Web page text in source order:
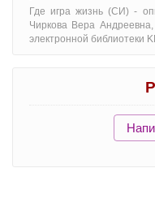
Где игра жизнь (СИ) -
Чиркова Вера
электронной библиотеки